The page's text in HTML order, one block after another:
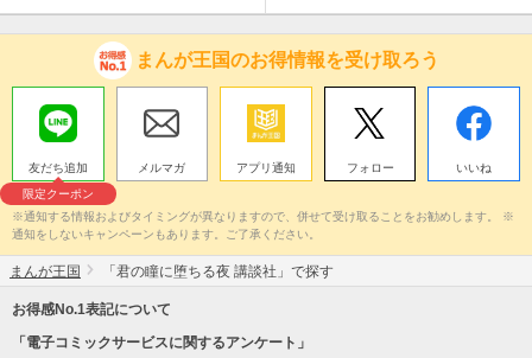
まんが王国のお得情報を受け取ろう
友だち追加
限定クーポン
メルマガ アプリ通知 フォロー いいね
※通知する情報およびタイミングが異なりますので、併せて受け取ることをお勧めします。 ※
通知をしないキャンペーンもあります。ご了承ください。
まんが王国 「君の瞳に堕ちる夜 講談社」で探す
お得感No.1表記について
「電子コミックサービスに関するアンケート」